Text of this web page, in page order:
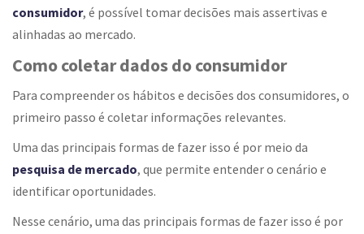
consumidor, é possível tomar decisões mais assertivas e
alinhadas ao mercado.
Como coletar dados do consumidor
Para compreender os hábitos e decisões dos consumidores, o
primeiro passo é coletar informações relevantes.
Uma das principais formas de fazer isso é por meio da
pesquisa de mercado, que permite entender o cenário e
identificar oportunidades.
Nesse cenário, uma das principais formas de fazer isso é por